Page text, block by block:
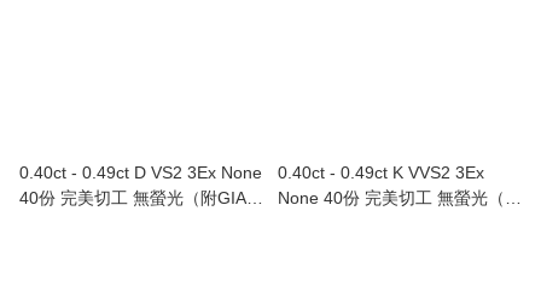
0.40ct - 0.49ct D VS2 3Ex None
40份 完美切工 無螢光（附GIA證
0.40ct - 0.49ct K VVS2 3Ex
None 40份 完美切工 無螢光（附